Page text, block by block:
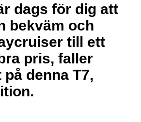
dags för dig att
bekväm och
till ett
pris, faller
denna T7,